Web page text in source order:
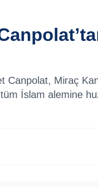
Miraç
İslam alemine